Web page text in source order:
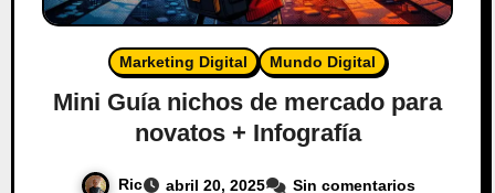
Marketing Digital Mundo Digital
Mini Guía nichos de mercado para
novatos + Infografía
Ric abril 20, 2025 Sin comentarios